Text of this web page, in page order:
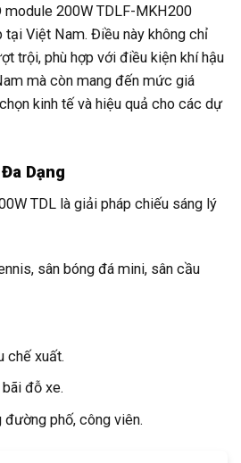
module 200W TDLF-MKH200
Việt Nam. Điều này không chỉ
trội, phù hợp với điều kiện khí hậu
mà còn mang đến mức giá
kinh tế và hiệu quả cho các dự
Dạng
TDL là giải pháp chiếu sáng lý
sân bóng đá mini, sân cầu
chế xuất.
đỗ xe.
phố, công viên.